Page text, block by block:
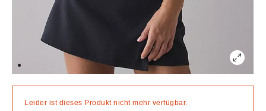
Leider ist dieses Produkt nicht mehr verfügbar.